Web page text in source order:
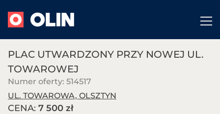
PLAC UTWARDZONY PRZY NOWEJ UL.
TOWAROWEJ
Numer oferty: 514517
UL. TOWAROWA, OLSZTYN
CENA: 7 500 zł